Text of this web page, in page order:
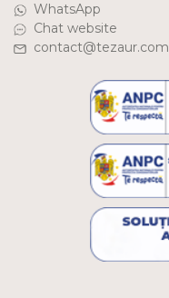
WhatsApp
Chat website
contact@tezaur.com